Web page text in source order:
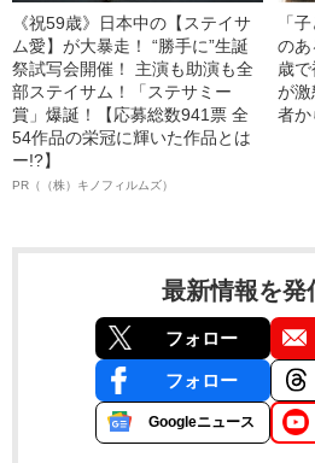
《祝59歳》日本中の【ステイサ
ム愛】が大暴走！ “勝手に”生誕
祭試写会開催！ 主演も助演も全
部ステイサム！「ステサミー
賞」爆誕！【応募総数941票 全
54作品の栄冠に輝いた作品とは
ー!?】
PR（（株）キノフィルムズ）
「
の
歳
が
者か
最新情報を発
フォロー
フォロー
Googleニュース